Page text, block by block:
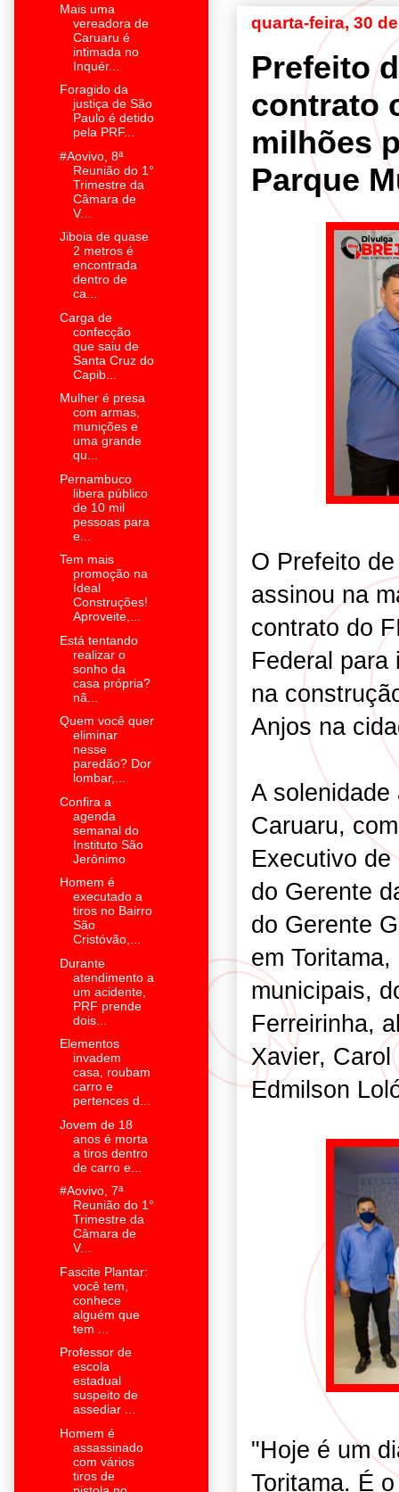
quarta-feira, 30
Prefeito
contrato
milhões
Parque
O Prefeito
assinou na
contrato do
Federal para
na
Anjos na
A solenidade
Caruaru,
Executivo
do Gerente
do Gerente
em
municipais,
Ferreirinha,
Xavier,
Edmilson
"Hoje é um
Toritama. É
Mais uma
vereadora de
Caruaru é
intimada no
Inquér...
Foragido da
justiça de São
Paulo é detido
pela PRF...
#Aovivo, 8ª
Reunião do 1°
Trimestre da
Câmara de
V...
Jiboia de quase
2 metros é
encontrada
dentro de
ca...
Carga de
confecção
que saiu de
Santa Cruz do
Capib...
Mulher é presa
com armas,
munições e
uma grande
qu...
Pernambuco
libera público
de 10 mil
pessoas para
e...
Tem mais
promoção na
Ideal
Construções!
Aproveite,...
Está tentando
realizar o
sonho da
casa própria?
nã...
Quem você quer
eliminar
nesse
paredão? Dor
lombar,...
Confira a
agenda
semanal do
Instituto São
Jerônimo
Homem é
executado a
tiros no Bairro
São
Cristóvão,...
Durante
atendimento a
um acidente,
PRF prende
dois...
Elementos
invadem
casa, roubam
carro e
pertences d...
Jovem de 18
anos é morta
a tiros dentro
de carro e...
#Aovivo, 7ª
Reunião do 1°
Trimestre da
Câmara de
V...
Fascite Plantar:
você tem,
conhece
alguém que
tem ...
Professor de
escola
estadual
suspeito de
assediar ...
Homem é
assassinado
com vários
tiros de